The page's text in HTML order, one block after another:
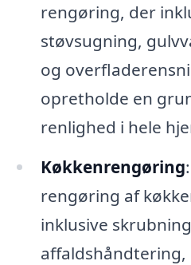
rengøring, der
støvsugning,
og
opretholde en
renlighed i hele
Køkkenrengøring
rengøring af
inklusive